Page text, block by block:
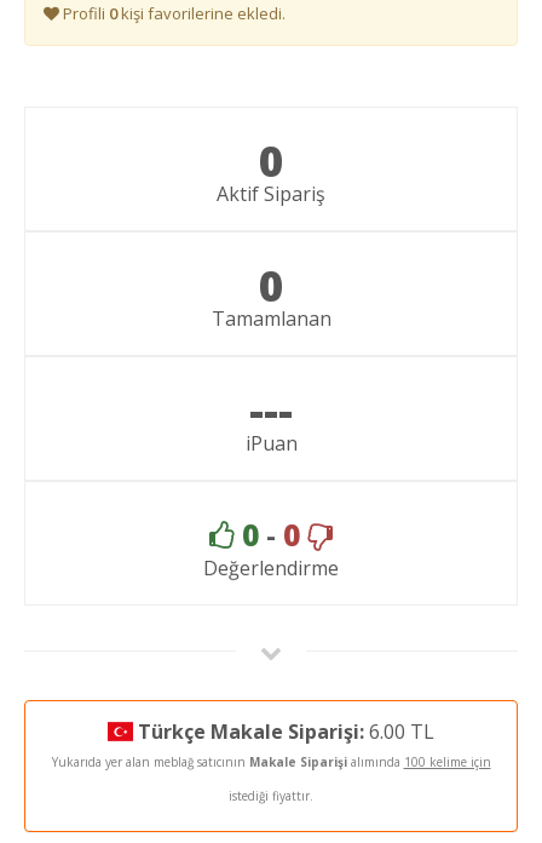
Profili 0kişi favorilerine ekledi.
0
Aktif Sipariş
0
Tamamlanan
---
iPuan
0 - 0
Değerlendirme
Türkçe Makale Siparişi:6.00 TL
Yukarıda yer alan meblağ satıcının Makale Siparişialımında 100 kelime için
istediği fiyattır.